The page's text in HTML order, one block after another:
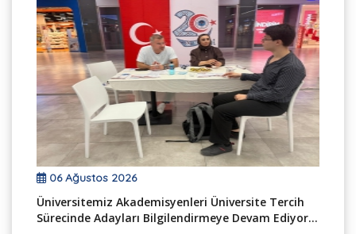
06 Ağustos 2026
Üniversitemiz Akademisyenleri Üniversite Tercih
Sürecinde Adayları Bilgilendirmeye Devam Ediyor...